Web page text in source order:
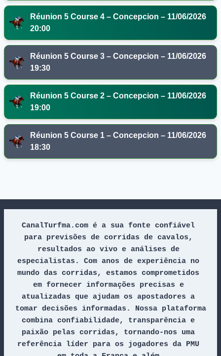
Réunion 5 Course 4 – Concepcion – 11/06/2026
20:00
Réunion 5 Course 3 – Concepcion – 11/06/2026
19:30
Réunion 5 Course 2 – Concepcion – 11/06/2026
19:00
Réunion 5 Course 1 – Concepcion – 11/06/2026
18:30
CanalTurfma.com é a sua fonte confiável
para previsões de corridas de cavalos,
resultados ao vivo e análises de
especialistas. Com anos de experiência no
mundo das corridas, estamos comprometidos
em fornecer informações precisas e
atualizadas que ajudam os apostadores a
tomar decisões informadas. Nossa plataforma
combina confiabilidade, transparência e
paixão pelas corridas, tornando-nos uma
referência líder para os jogadores da PMU